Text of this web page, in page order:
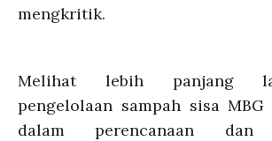
mengkritik.
Melihat lebih panjang
pengelolaan sampah sisa
dalam perencanaan dan